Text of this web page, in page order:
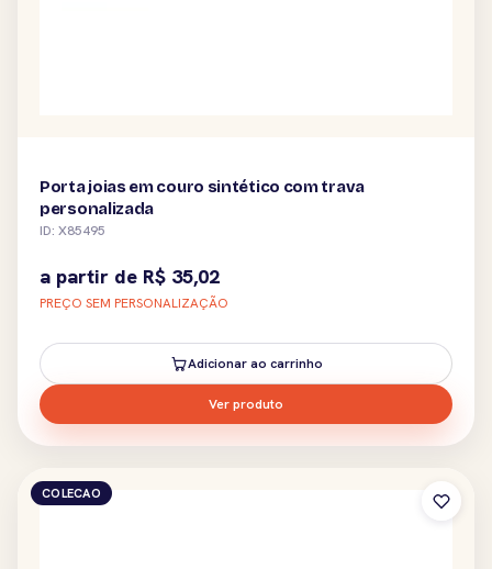
Porta joias em couro sintético com trava
personalizada
ID: X85495
a partir de R$ 35,02
PREÇO SEM PERSONALIZAÇÃO
Adicionar ao carrinho
Ver produto
COLECAO